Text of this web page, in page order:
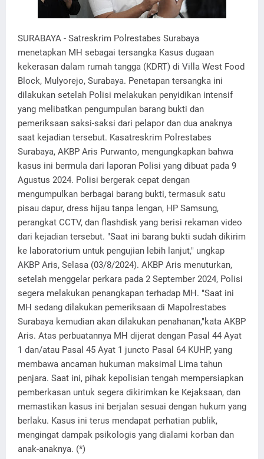
SURABAYA - Satreskrim Polrestabes Surabaya
menetapkan MH sebagai tersangka Kasus dugaan
kekerasan dalam rumah tangga (KDRT) di Villa West Food
Block, Mulyorejo, Surabaya. Penetapan tersangka ini
dilakukan setelah Polisi melakukan penyidikan intensif
yang melibatkan pengumpulan barang bukti dan
pemeriksaan saksi-saksi dari pelapor dan dua anaknya
saat kejadian tersebut. Kasatreskrim Polrestabes
Surabaya, AKBP Aris Purwanto, mengungkapkan bahwa
kasus ini bermula dari laporan Polisi yang dibuat pada 9
Agustus 2024. Polisi bergerak cepat dengan
mengumpulkan berbagai barang bukti, termasuk satu
pisau dapur, dress hijau tanpa lengan, HP Samsung,
perangkat CCTV, dan flashdisk yang berisi rekaman video
dari kejadian tersebut. "Saat ini barang bukti sudah dikirim
ke laboratorium untuk pengujian lebih lanjut," ungkap
AKBP Aris, Selasa (03/8/2024). AKBP Aris menuturkan,
setelah menggelar perkara pada 2 September 2024, Polisi
segera melakukan penangkapan terhadap MH. "Saat ini
MH sedang dilakukan pemeriksaan di Mapolrestabes
Surabaya kemudian akan dilakukan penahanan,"kata AKBP
Aris. Atas perbuatannya MH dijerat dengan Pasal 44 Ayat
1 dan/atau Pasal 45 Ayat 1 juncto Pasal 64 KUHP, yang
membawa ancaman hukuman maksimal Lima tahun
penjara. Saat ini, pihak kepolisian tengah mempersiapkan
pemberkasan untuk segera dikirimkan ke Kejaksaan, dan
memastikan kasus ini berjalan sesuai dengan hukum yang
berlaku. Kasus ini terus mendapat perhatian publik,
mengingat dampak psikologis yang dialami korban dan
anak-anaknya. (*)